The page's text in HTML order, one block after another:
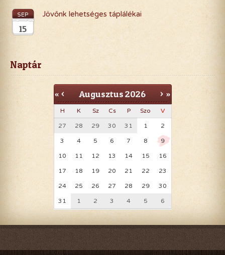
SEP
15
Jövőnk lehetséges táplálékai
Naptár
« < Augusztus2026 > »
H K Sz Cs P Szo V
27 28 29 30 31 1 2
3 4 5 6 7 8 9
10 11 12 13 14 15 16
17 18 19 20 21 22 23
24 25 26 27 28 29 30
31 1 2 3 4 5 6